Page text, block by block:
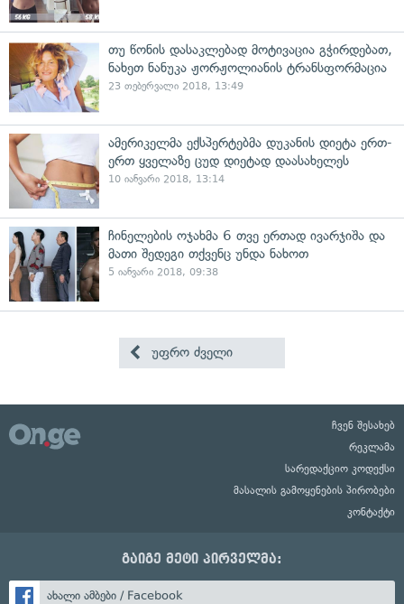
თუ წონის დასაკლებად მოტივაცია გჭირდებათ,
ნახეთ ნანუკა ჟორჟოლიანის ტრანსფორმაცია
23 თებერვალი 2018, 13:49
ამერიკელმა ექსპერტებმა დუკანის დიეტა ერთ-
ერთ ყველაზე ცუდ დიეტად დაასახელეს
10 იანვარი 2018, 13:14
ჩინელების ოჯახმა 6 თვე ერთად ივარჯიშა და
მათი შედეგი თქვენც უნდა ნახოთ
5 იანვარი 2018, 09:38
უფრო ძველი
ჩვენ შესახებ
რეკლამა
სარედაქციო კოდექსი
მასალის გამოყენების პირობები
კონტაქტი
გაიგე მეტი პირველმა:
ახალი ამბები / Facebook